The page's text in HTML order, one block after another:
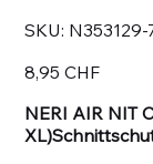
SKU: SKU
N353129-
N353129-
8,95 CHF
NERI AIR NIT